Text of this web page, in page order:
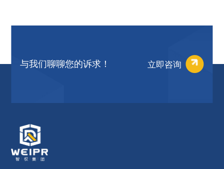
与我们聊聊您的诉求！ 立即咨询